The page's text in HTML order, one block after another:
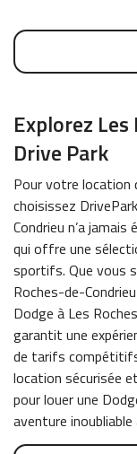
Explorez
Drive Park
Pour votre location
choisissez
Condrieu n’a
qui offre une
sportifs. Que vous
Roches-de-
Dodge à Les
garantit une
de tarifs
location sécurisée
pour louer une
aventure inoubliable